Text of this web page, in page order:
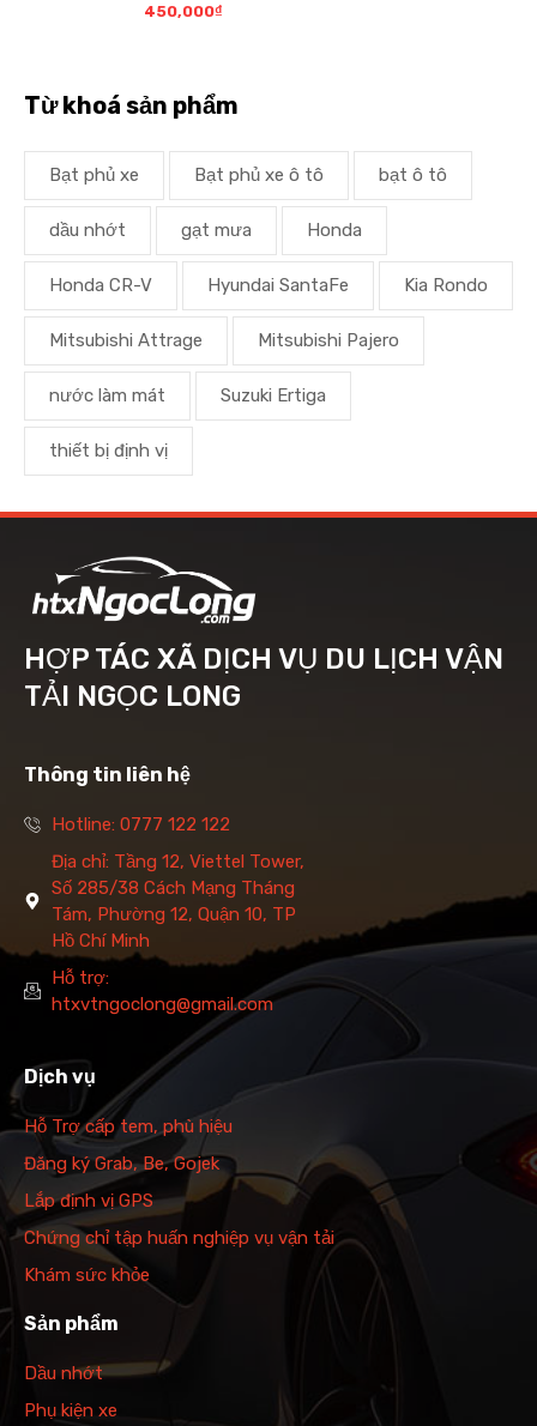
450,000₫
Từ khoá sản phẩm
Bạt phủ xe Bạt phủ xe ô tô bạt ô tô
dầu nhớt gạt mưa Honda
Honda CR-V Hyundai SantaFe Kia Rondo
Mitsubishi Attrage Mitsubishi Pajero
nước làm mát Suzuki Ertiga
thiết bị định vị
HỢP TÁC XÃ DỊCH VỤ DU LỊCH VẬN
TẢI NGỌC LONG
Thông tin liên hệ
Hotline: 0777 122 122
Địa chỉ: Tầng 12, Viettel Tower,
Số 285/38 Cách Mạng Tháng
Tám, Phường 12, Quận 10, TP
Hồ Chí Minh
Hỗ trợ:
htxvtngoclong@gmail.com
Dịch vụ
Hỗ Trợ cấp tem, phù hiệu
Đăng ký Grab, Be, Gojek
Lắp định vị GPS
Chứng chỉ tập huấn nghiệp vụ vận tải
Khám sức khỏe
Sản phẩm
Dầu nhớt
Phụ kiện xe